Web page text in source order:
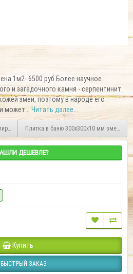
1м2- 6500 руб.Более научное
и загадочного камня - серпентинит.
змеи, поэтому в народе его
может... Читать далее...
змеевик 1м2
Плитка в баню 300х300х10 мм змеевик
ДЕШЕВЛЕ?
Купить
БЫСТРЫЙ ЗАКАЗ